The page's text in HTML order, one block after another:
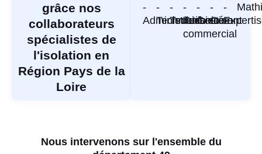
grâce nos
collaborateurs
spécialistes de
l'isolation en
Région Pays de la
Loire
-
Administratif
-
Technicien
-
Technicien
-
Technico-
commercial
-
Gestion
-
Gérant
-
Nous intervenons sur l'ensemble du